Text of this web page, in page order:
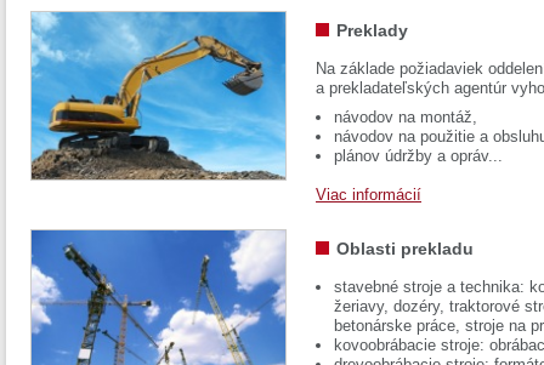
Preklady
Na základe požiadaviek
a prekladateľských agentúr
návodov na montáž,
návodov na použitie a
plánov údržby a opráv...
Viac informácií
Oblasti prekladu
stavebné stroje a technika:
žeriavy, dozéry, traktorové
betonárske práce, stroje na
kovoobrábacie stroje: